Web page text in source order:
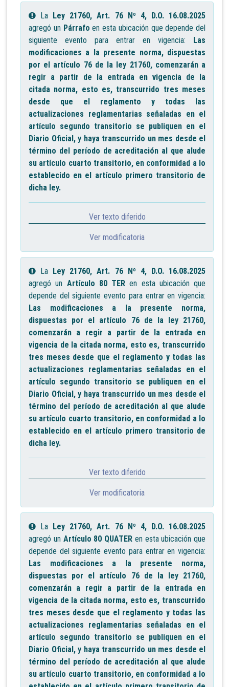
La
Ley 21760, Art. 76 Nº 4, D.O. 16.08.2025
agregó un Párrafo en esta ubicación que depende del
siguiente evento para entrar en vigencia:
Las
modificaciones a la presente norma, dispuestas
por el artículo 76 de la ley 21760, comenzarán a
regir a partir de la entrada en vigencia de la
citada norma, esto es, transcurrido tres meses
desde que el reglamento y todas las
actualizaciones reglamentarias señaladas en el
artículo segundo transitorio se publiquen en el
Diario Oficial, y haya transcurrido un mes desde el
término del período de acreditación al que alude
su artículo cuarto transitorio, en conformidad a lo
establecido en el artículo primero transitorio de
dicha ley.
Ver texto diferido
Ver modificatoria
La
Ley 21760, Art. 76 Nº 4, D.O. 16.08.2025
agregó un Artículo 80 TER en esta ubicación que
depende del siguiente evento para entrar en vigencia:
Las modificaciones a la presente norma,
dispuestas por el artículo 76 de la ley 21760,
comenzarán a regir a partir de la entrada en
vigencia de la citada norma, esto es, transcurrido
tres meses desde que el reglamento y todas las
actualizaciones reglamentarias señaladas en el
artículo segundo transitorio se publiquen en el
Diario Oficial, y haya transcurrido un mes desde el
término del período de acreditación al que alude
su artículo cuarto transitorio, en conformidad a lo
establecido en el artículo primero transitorio de
dicha ley.
Ver texto diferido
Ver modificatoria
La
Ley 21760, Art. 76 Nº 4, D.O. 16.08.2025
agregó un Artículo 80 QUATER en esta ubicación que
depende del siguiente evento para entrar en vigencia:
Las modificaciones a la presente norma,
dispuestas por el artículo 76 de la ley 21760,
comenzarán a regir a partir de la entrada en
vigencia de la citada norma, esto es, transcurrido
tres meses desde que el reglamento y todas las
actualizaciones reglamentarias señaladas en el
artículo segundo transitorio se publiquen en el
Diario Oficial, y haya transcurrido un mes desde el
término del período de acreditación al que alude
su artículo cuarto transitorio, en conformidad a lo